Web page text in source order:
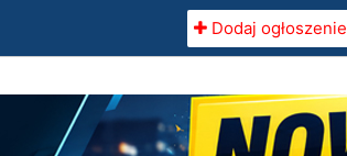
Dodaj ogłoszenie